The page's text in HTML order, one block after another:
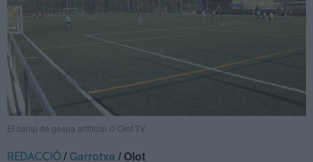
El camp de gespa artificial © Olot TV
REDACCIÓ /Garrotxa / Olot